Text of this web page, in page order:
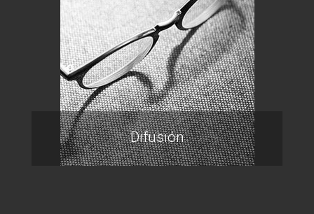
Difusión